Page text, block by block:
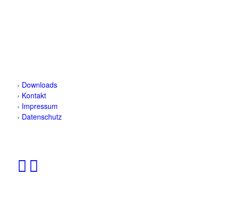
› Downloads
› Kontakt
› Impressum
› Datenschutz